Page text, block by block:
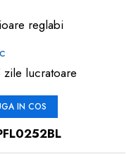
reglabi
zile lucratoare
IN COS